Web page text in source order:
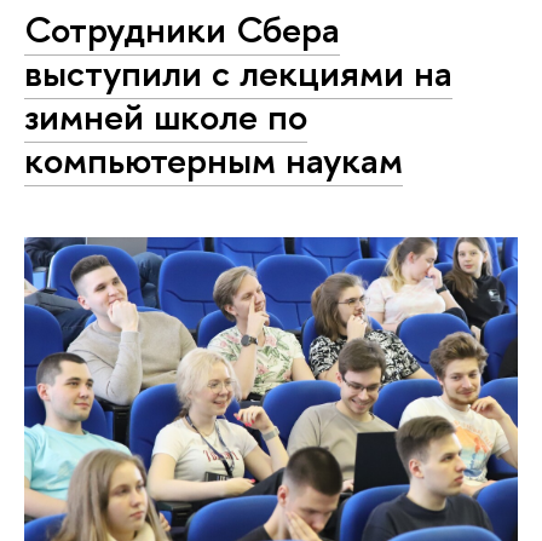
Сотрудники Сбера
выступили с лекциями на
зимней школе по
компьютерным наукам